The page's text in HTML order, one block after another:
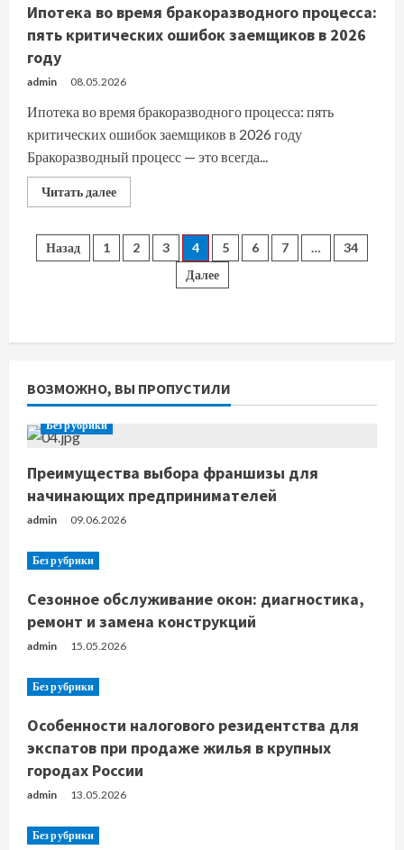
кредитную
историю
наследника:
мифы
Ипотека во время бракоразводного процесса:
пять критических ошибок заемщиков в 2026
году
admin 08.05.2026
Ипотека во время бракоразводного процесса: пять
критических ошибок заемщиков в 2026 году
Бракоразводный процесс — это всегда...
Читать далееПрочитать
больше
время
бракоразводного
в
Пагинация
Назад 1 2 3 4 5 6 7 …
34
Далее
ВОЗМОЖНО, ВЫ ПРОПУСТИЛИ
Без рубрики
Преимущества выбора франшизы для
начинающих предпринимателей
admin 09.06.2026
Без рубрики
Сезонное обслуживание окон: диагностика,
ремонт и замена конструкций
admin 15.05.2026
Без рубрики
Особенности налогового резидентства для
экспатов при продаже жилья в крупных
городах России
admin 13.05.2026
Без рубрики